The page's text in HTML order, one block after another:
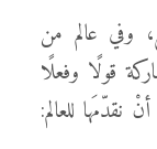
وفي عالم من
قولًا وفعلًا
للعالم: